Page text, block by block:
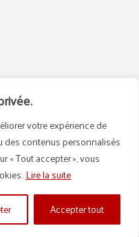
votre expérience de
des contenus personnalisés
« Tout accepter », vous
Lire la suite
Accepter tout